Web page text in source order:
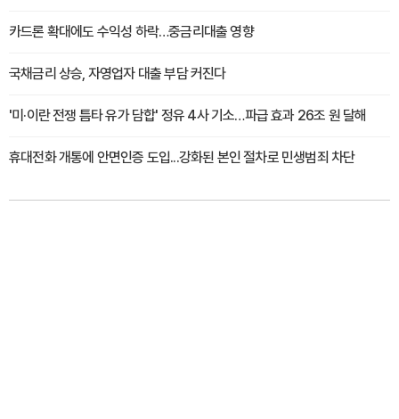
카드론 확대에도 수익성 하락…중금리대출 영향
국채금리 상승, 자영업자 대출 부담 커진다
'미·이란 전쟁 틈타 유가 담합' 정유 4사 기소…파급 효과 26조 원 달해
휴대전화 개통에 안면인증 도입...강화된 본인 절차로 민생범죄 차단